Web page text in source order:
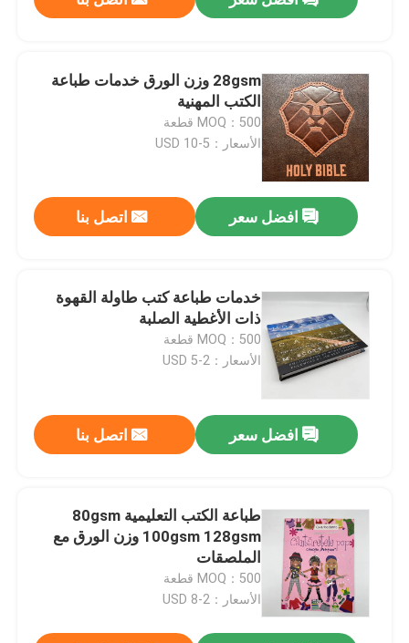
28gsm وزن الورق خدمات طباعة
الكتب المهنية
MOQ：500 قطعة
الأسعار：5-10 USD
افضل سعر اتصل بنا
خدمات طباعة كتب طاولة القهوة
ذات الأغطية الصلبة
MOQ：500 قطعة
الأسعار：2-5 USD
افضل سعر اتصل بنا
طباعة الكتب التعليمية 80gsm
100gsm 128gsm وزن الورق مع
الملصقات
MOQ：500 قطعة
الأسعار：2-8 USD